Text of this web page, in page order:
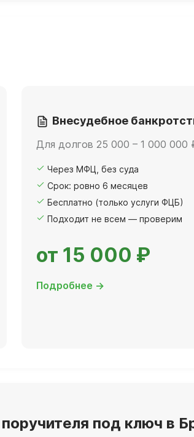
Внесудебное
Для долгов 25 000 – 1 000 000
Через МФЦ, без суда
Срок: ровно 6 месяцев
Бесплатно (только услуги ФЦБ)
Подходит не всем — проверим
от 15 000 ₽
Подробнее →
под ключ в